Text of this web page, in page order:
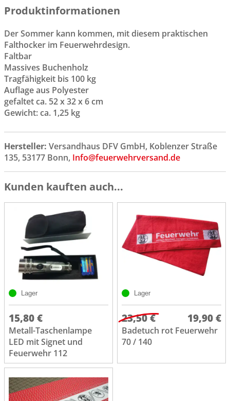
Produktinformationen
Der Sommer kann kommen, mit diesem praktischen
Falthocker im Feuerwehrdesign.
Faltbar
Massives Buchenholz
Tragfähigkeit bis 100 kg
Auflage aus Polyester
gefaltet ca. 52 x 32 x 6 cm
Gewicht: ca. 1,25 kg
Hersteller: Versandhaus DFV GmbH, Koblenzer Straße
135, 53177 Bonn, Info@feuerwehrversand.de
Kunden kauften auch...
Lager
15,80 €
Metall-Taschenlampe
LED mit Signet und
Feuerwehr 112
Lager
23,50 € 19,90 €
Badetuch rot Feuerwehr
70 / 140